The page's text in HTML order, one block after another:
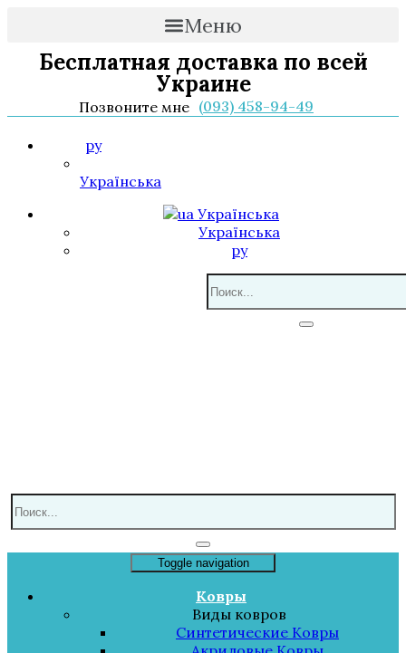
Меню
Бесплатная доставка по всей
Украине
Позвоните мне (093) 458-94-49
ру
Українська
Українська
Українська
ру
Toggle navigation
Ковры
Виды ковров
Синтетические Ковры